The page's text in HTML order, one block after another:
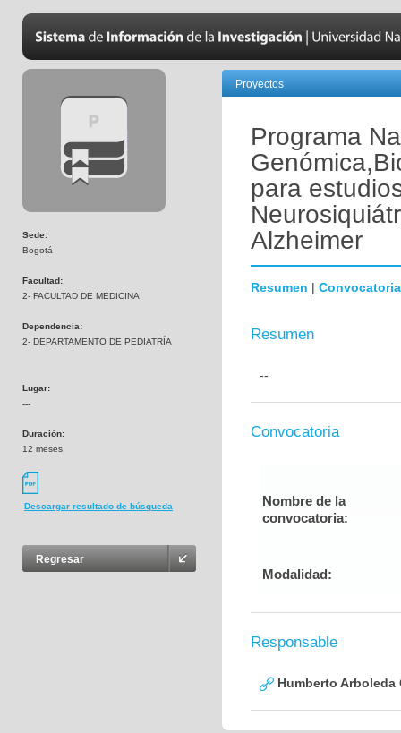
Sede:
Bogotá
Facultad:
2- FACULTAD DE MEDICINA
Dependencia:
2- DEPARTAMENTO DE PEDIATRÍA
Lugar:
---
Duración:
12 meses
Descargar resultado de búsqueda
Regresar
Proyectos
Programa
para
Alzheimer
Resumen | Convocatoria
Resumen
--
Convocatoria
Nombre de la
convocatoria:
Modalidad:
Responsable
Humberto Arboleda